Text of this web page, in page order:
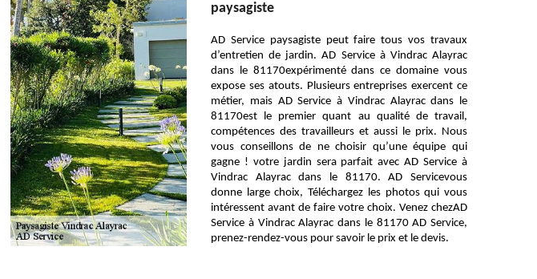
paysagiste
AD Service paysagiste peut faire tous vos travaux
d’entretien de jardin. AD Service à Vindrac Alayrac
dans le 81170expérimenté dans ce domaine vous
expose ses atouts. Plusieurs entreprises exercent ce
métier, mais AD Service à Vindrac Alayrac dans le
81170est le premier quant au qualité de travail,
compétences des travailleurs et aussi le prix. Nous
vous conseillons de ne choisir qu’une équipe qui
gagne ! votre jardin sera parfait avec AD Service à
Vindrac Alayrac dans le 81170. AD Servicevous
donne large choix, Téléchargez les photos qui vous
intéressent avant de faire votre choix. Venez chezAD
Service à Vindrac Alayrac dans le 81170 AD Service,
prenez-rendez-vous pour savoir le prix et le devis.